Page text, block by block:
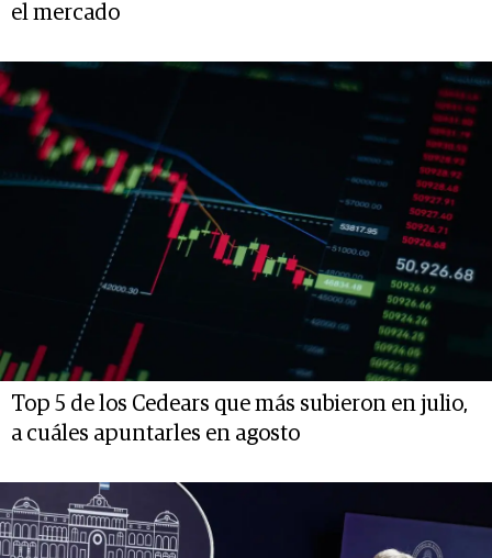
el mercado
Top 5 de los Cedears que más subieron en julio,
a cuáles apuntarles en agosto